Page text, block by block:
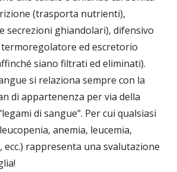
(trasporta nutrienti),
secrezioni ghiandolari), difensivo
ed escretorio
siano filtrati ed eliminati).
si relaziona sempre con la
di appartenenza per via della
di sangue". Per cui qualsiasi
anemia, leucemia,
rappresenta una svalutazione